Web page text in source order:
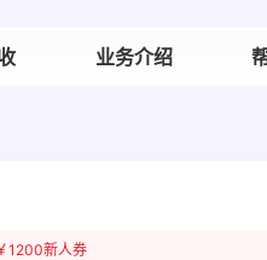
业务介绍
1200新人券